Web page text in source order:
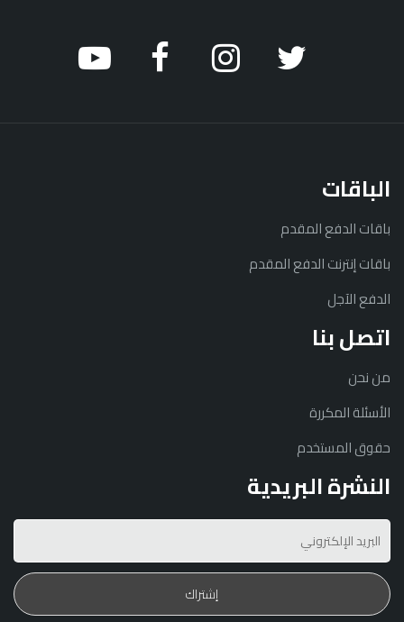
الباقات
باقات الدفع المقدم
باقات إنترنت الدفع المقدم
الدفع الآجل
اتصل بنا
من نحن
الأسئلة المكررة
حقوق المستخدم
النشرة البريدية